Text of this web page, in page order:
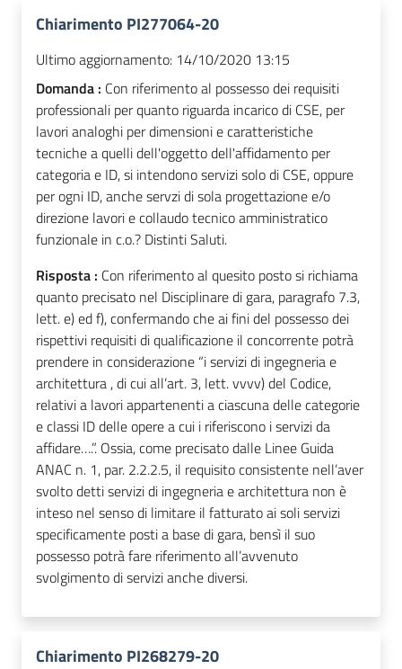
Chiarimento PI277064-20
Ultimo aggiornamento: 14/10/2020 13:15
Domanda : Con riferimento al possesso dei requisiti
professionali per quanto riguarda incarico di CSE, per
lavori analoghi per dimensioni e caratteristiche
tecniche a quelli dell'oggetto dell'affidamento per
categoria e ID, si intendono servizi solo di CSE, oppure
per ogni ID, anche servzi di sola progettazione e/o
direzione lavori e collaudo tecnico amministratico
funzionale in c.o.? Distinti Saluti.
Risposta : Con riferimento al quesito posto si richiama
quanto precisato nel Disciplinare di gara, paragrafo 7.3,
lett. e) ed f), confermando che ai fini del possesso dei
rispettivi requisiti di qualificazione il concorrente potrà
prendere in considerazione “i servizi di ingegneria e
architettura , di cui all’art. 3, lett. vvvv) del Codice,
relativi a lavori appartenenti a ciascuna delle categorie
e classi ID delle opere a cui i riferiscono i servizi da
affidare….”. Ossia, come precisato dalle Linee Guida
ANAC n. 1, par. 2.2.2.5, il requisito consistente nell’aver
svolto detti servizi di ingegneria e architettura non è
inteso nel senso di limitare il fatturato ai soli servizi
specificamente posti a base di gara, bensì il suo
possesso potrà fare riferimento all’avvenuto
svolgimento di servizi anche diversi.
Chiarimento PI268279-20